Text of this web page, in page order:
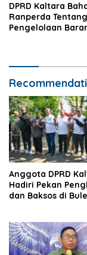
DPRD Kaltara
Ranperda Tentang
Pengelolaan
Anggota DPRD
Hadiri Pekan
dan Baksos di